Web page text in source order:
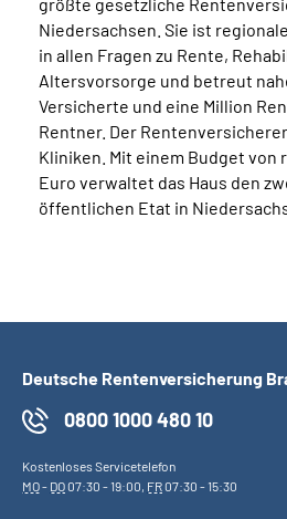
Niedersachsen. Sie ist
in allen Fragen zu Rente,
Altersvorsorge und betreut
Versicherte und eine Million
Rentner. Der
Kliniken. Mit einem Budget von
Euro verwaltet das Haus den
öffentlichen Etat in
Deutsche Rentenversicherung
0800 1000 480 10
Kostenloses Servicetelefon
MO- DO07:30 - 19:00, FR07:30 - 15:30